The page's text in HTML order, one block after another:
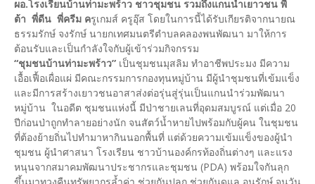
ผอ.โรงเรียนบ้านท่ามะพร้าว ชาวชุมชน รวมถึงแกนนำเยาวชน พี่
ต้า พี่ดีน พี่ครีม ครูเกมส์ ครูอุ๊ส โดยในการนี้ได้รับเกียรติจากนายณ
ธรรมรักษ์ จงรักษ์ นายกเทศมนตรีตำบลคลองพนพัฒนา มาให้การ
ต้อนรับและเป็นกำลังใจกับผู้เข้าร่วมกิจกรรม
“ชุมชนบ้านท่ามะพร้าว” เป็นชุมชนมุสลิม ทำอาชีพประมง มีความ
เอื้อเฟื้อเผื่อแผ่ มีคณะกรรมการกองทุนหมู่บ้าน มีผู้นำชุมชนที่เข้มแข็ง
และมีการสร้างเยาวชนอาสาส่งต่อรุ่นสู่รุ่นเป็นแกนนำร่วมพัฒนา
หมู่บ้าน ในอดีต ชุมชนแห่งนี้ มีป่าชายเลนที่อุดมสมบูรณ์ แต่เมื่อ 20
ปีก่อนป่าถูกทำลายอย่างนัก จนสัตว์น้ำหายไปพร้อมกับผู้คน ในชุมชน
ที่ต้องย้ายถิ่นไปทำมาหากินนอกพื้นที่ แต่ด้วยความเข้มแข็งของผู้นำ
ชุมชน ผู้นำศาสนา โรงเรียน ชาวบ้านองค์กรท้องถิ่นต่างๆ และแรง
หนุนจากสมาคมพัฒนาประชากรและชุมชน (PDA) พร้อมใจกันลุก